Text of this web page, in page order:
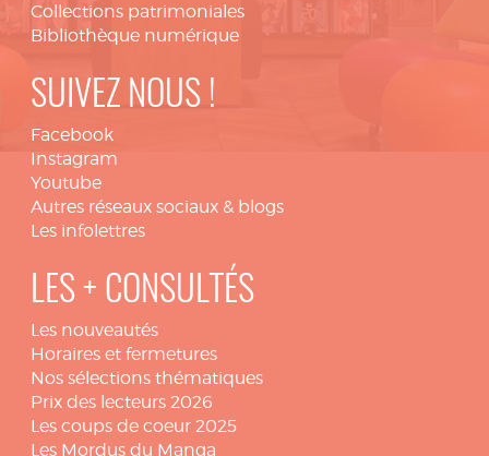
Collections patrimoniales
Bibliothèque numérique
SUIVEZ NOUS !
Facebook
Instagram
Youtube
Autres réseaux sociaux & blogs
Les infolettres
LES + CONSULTÉS
Les nouveautés
Horaires et fermetures
Nos sélections thématiques
Prix des lecteurs 2026
Les coups de coeur 2025
Les Mordus du Manga